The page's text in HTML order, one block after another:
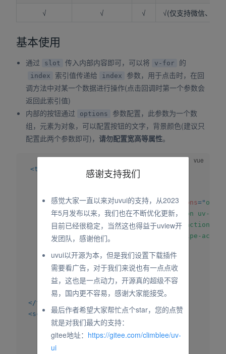
√
√ √ √(仅支持微信、QQ
基本使用
通过 slot 传入内部内容即可，可以将 v-for 的
index 索引值传递给 index
参数，用于点击时，在回
调方法中对某一个数据进行操作(点击回调时第一个参数会
返回此索引值)
内部的按钮通过
options
参数配置，此参数为一个数
组，元素为对象，可以配置按钮的文字，背景颜色(建议只
配置此两个参数即可)，请勿配置宽高等属性。
<template
<uv-swipe-action-item :options="
<view class="swipe-action uv-
<view class="swipe-
swipe-
</view>
</uv-swipe-action-item>
</uv-swipe-action>
</view>
</template
<script>
export default
{
data()
{
感谢支持我们
感觉大家一直以来对uvui的支持，从2023
年5月发布以来，我们也在不断优化更新，
目前已经很稳定，当然这也得益于uview开
发团队，感谢他们。
uvui以开源为本，但是我们设置下载插件
需要看广告，对于我们来说也有一点点收
益，这也是一点动力，开源真的超级不容
易，国内更不容易，感谢大家能接受。
最后作者希望大家帮忙点个star，您的点赞
就是对我们最大的支持：
gitee地址： https://gitee.com/climblee/uv-
ui